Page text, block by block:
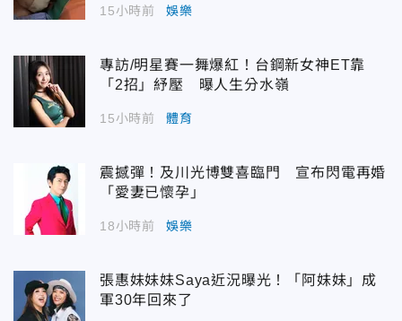
15小時前 娛樂
專訪/明星賽一舞爆紅！台鋼新女神ET靠
「2招」紓壓 曝人生分水嶺
15小時前 體育
震撼彈！及川光博雙喜臨門 宣布閃電再婚
「愛妻已懷孕」
18小時前 娛樂
張惠妹妹妹Saya近況曝光！「阿妹妹」成
軍30年回來了